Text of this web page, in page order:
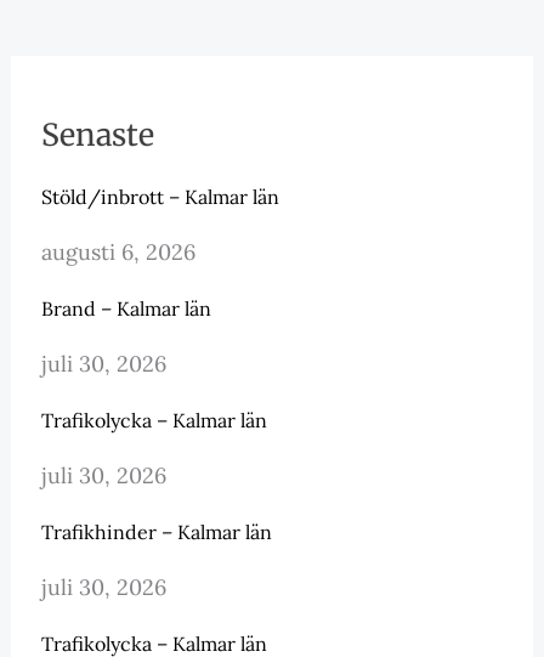
Senaste
Stöld/inbrott – Kalmar län
augusti 6, 2026
Brand – Kalmar län
juli 30, 2026
Trafikolycka – Kalmar län
juli 30, 2026
Trafikhinder – Kalmar län
juli 30, 2026
Trafikolycka – Kalmar län